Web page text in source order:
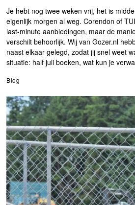
Je hebt nog twee weken vrij, het is
eigenlijk morgen al weg. Corendon of
last-minute aanbiedingen, maar de
verschilt behoorlijk. Wij van Gozer.nl
naast elkaar gelegd, zodat jij snel weet
situatie: half juli boeken, wat kun je
Blog